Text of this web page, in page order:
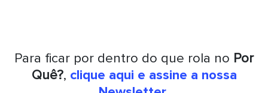
Para ficar por dentro do que rola no Por
Quê?, clique aqui e assine a nossa